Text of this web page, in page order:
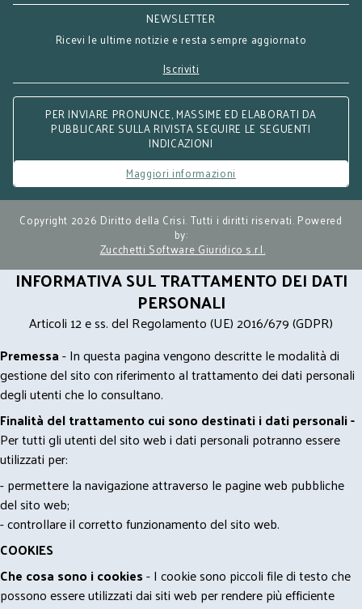
NEWSLETTER
Ricevi le ultime notizie e resta sempre aggiornato
Iscriviti
PER INVIARE PRONUNCE, MASSIME ED ELABORATI DA
PUBBLICARE SULLA RIVISTA SEGUIRE LE SEGUENTI
INDICAZIONI
Maggiori informazioni
Copyright 2026 Diritto della Crisi. Tutti i diritti riservati. Powered
by:
Zucchetti Software Giuridico s.r.l.
INFORMATIVA SUL TRATTAMENTO DEI DATI
PERSONALI
Articoli 12 e ss. del Regolamento (UE) 2016/679 (GDPR)
Premessa- In questa pagina vengono descritte le modalità di
gestione del sito con riferimento al trattamento dei dati personali
degli utenti che lo consultano.
Finalità del trattamento cui sono destinati i dati personali -
Per tutti gli utenti del sito web i dati personali potranno essere
utilizzati per:
- permettere la navigazione attraverso le pagine web pubbliche
del sito web;
- controllare il corretto funzionamento del sito web.
COOKIES
Che cosa sono i cookies- I cookie sono piccoli file di testo che
possono essere utilizzati dai siti web per rendere più efficiente